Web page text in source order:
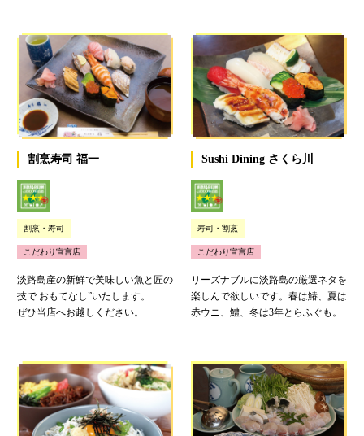
割烹寿司 福一
割烹・寿司
こだわり宣言店
淡路島産の新鮮で美味しい魚と匠の
技で おもてなし”いたします。
ぜひ当店へお越しください。
Sushi Dining さくら川
寿司・割烹
こだわり宣言店
リーズナブルに淡路島の厳選ネタを
楽しんで欲しいです。春は鰆、夏は
赤ウニ、鱧、冬は3年とらふぐも。